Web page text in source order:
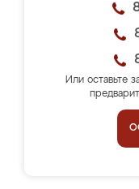
Или оставьте